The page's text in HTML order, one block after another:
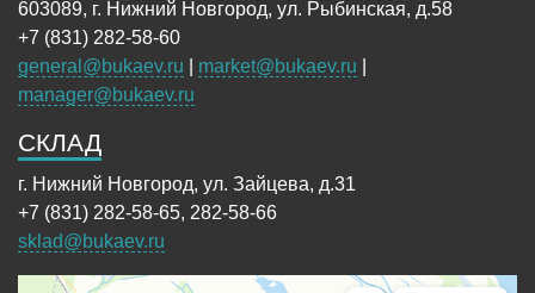
603089, г. Нижний Новгород, ул. Рыбинская, д.58
+7 (831) 282-58-60
general@bukaev.ru
market@bukaev.ru
manager@bukaev.ru
СКЛАД
г. Нижний Новгород, ул. Зайцева, д.31
+7 (831) 282-58-65, 282-58-66
sklad@bukaev.ru